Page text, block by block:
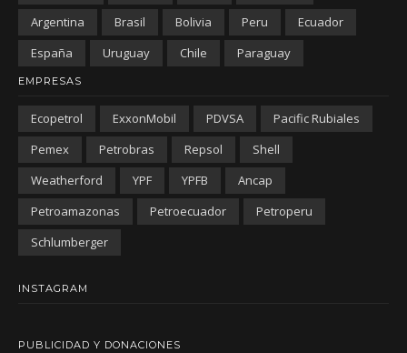
Argentina
Brasil Bolivia Peru
Ecuador
España
Uruguay Chile Paraguay
EMPRESAS
Ecopetrol ExxonMobil PDVSA
Pacific Rubiales
Pemex
Petrobras Repsol
Shell
Weatherford
YPF YPFB
Ancap
Petroamazonas
Petroecuador
Petroperu
Schlumberger
INSTAGRAM
PUBLICIDAD Y DONACIONES